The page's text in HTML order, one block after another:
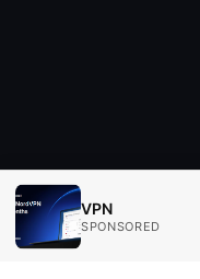
VPN
SPONSORED